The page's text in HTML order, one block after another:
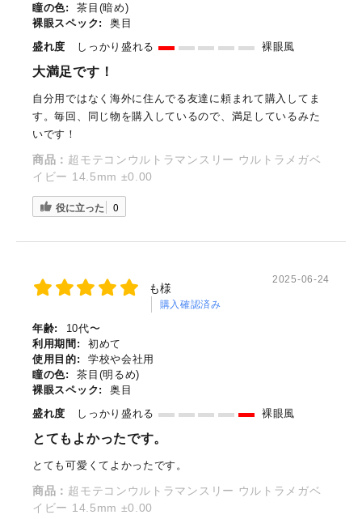
瞳の色:
茶目(暗め)
裸眼スペック:
奥目
盛れ度
しっかり盛れる 裸眼風
大満足です！
自分用ではなく海外に住んでる友達に頼まれて購入してま
す。毎回、同じ物を購入しているので、満足しているみた
いです！
商品： 超モテコンウルトラマンスリー ウルトラメガベ
イビー 14.5mm ±0.00
役に立った 0
も様
購入確認済み
2025-06-24
年齢:
10代〜
利用期間:
初めて
使用目的:
学校や会社用
瞳の色:
茶目(明るめ)
裸眼スペック:
奥目
盛れ度
しっかり盛れる 裸眼風
とてもよかったです。
とても可愛くてよかったです。
商品： 超モテコンウルトラマンスリー ウルトラメガベ
イビー 14.5mm ±0.00